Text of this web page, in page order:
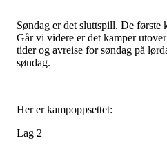
Søndag er det sluttspill. De
Går vi videre er det kamper
tider og avreise for søndag på
søndag.
Her er kampoppsettet:
Lag 2